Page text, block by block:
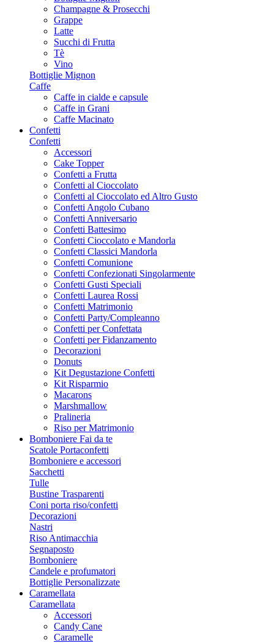
Champagne & Prosecchi
Grappe
Latte
Succhi di Frutta
Tè
Vino
Bottiglie Mignon
Caffe
Caffe in cialde e capsule
Caffe in Grani
Caffe Macinato
Confetti
Confetti
Accessori
Cake Topper
Confetti a Frutta
Confetti al Cioccolato
Confetti al Cioccolato ed Altro Gusto
Confetti Angolo Cubano
Confetti Anniversario
Confetti Battesimo
Confetti Cioccolato e Mandorla
Confetti Classici Mandorla
Confetti Comunione
Confetti Confezionati Singolarmente
Confetti Gusti Speciali
Confetti Laurea Rossi
Confetti Matrimonio
Confetti Party/Compleanno
Confetti per Confettata
Confetti per Fidanzamento
Decorazioni
Donuts
Kit Degustazione Confetti
Kit Risparmio
Macarons
Marshmallow
Pralineria
Riso per Matrimonio
Bomboniere Fai da te
Scatole Portaconfetti
Bomboniere e accessori
Sacchetti
Tulle
Bustine Trasparenti
Coni porta riso/confetti
Decorazioni
Nastri
Riso Antimacchia
Segnaposto
Bomboniere
Candele e profumatori
Bottiglie Personalizzate
Caramellata
Caramellata
Accessori
Candy Cane
Caramelle